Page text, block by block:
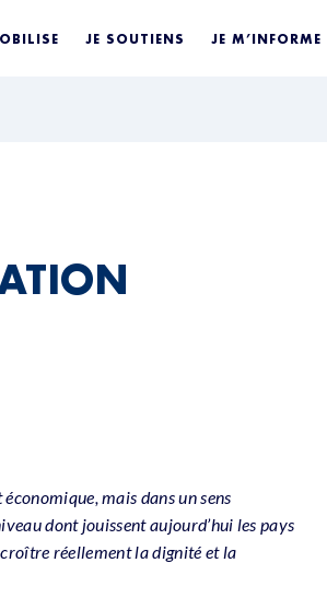
JE SOUTIENS JE M’INFORME
mais dans un sens
dont jouissent aujourd’hui les pays
réellement la dignité et la